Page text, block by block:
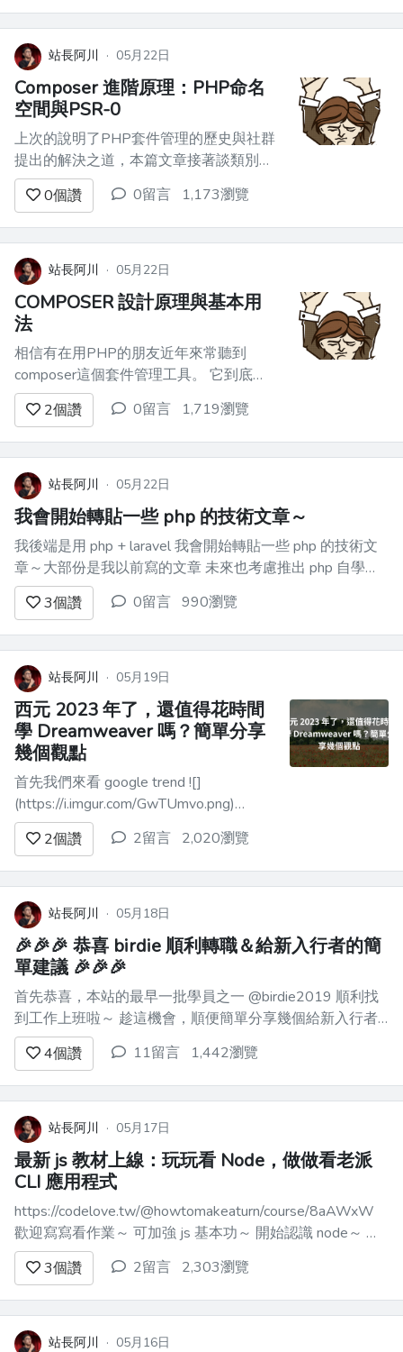
一下這件事 --- 首先，讓我們把時間倒回
2000 年代 google 剛出來的時候 當時一
定也是這樣，年輕工...
站長阿川 · 05月22日
Composer 進階原理：PHP命名
空間與PSR-0
上次的說明了PHP套件管理的歷史與社群
提出的解決之道，本篇文章接著談類別管
理的進階議題。 # 當類別名稱一樣... 當專
案大了起來，有時候會有類別名稱重複的
問題。 假設今天要撰寫一個論壇模組，
提供討論區與留言板功能。 你一定很想
將討論區的文章與留言板的文章都命名類
別為Arti...
0個讚 0留言 1,173瀏覽
站長阿川 · 05月22日
COMPOSER 設計原理與基本用
法
相信有在用PHP的朋友近年來常聽到
composer這個套件管理工具。 它到底是
做什麼用的？又是為了解決什麼問題而存
在呢？ 要瞭解這個，得先從歷史開始說
起...。 # PHP最早讀取套件的方法 初學
PHP時，最早會面對的問題之一就是
2個讚 0留言 1,719瀏覽
站長阿川 · 05月22日
我會開始轉貼一些 php 的技術文章～
我後端是用 php + laravel 我會開始轉貼一些 php 的技術文
章～大部份是我以前寫的文章 未來也考慮推出 php 自學教
材～ 評估中～
3個讚 0留言 990瀏覽
站長阿川 · 05月19日
西元 2023 年了，還值得花時間
學 Dreamweaver 嗎？簡單分享
幾個觀點
首先我們來看 google trend ![]
(https://i.imgur.com/GwTUmvo.png)
https://trends.google.com.tw/trends/explore?
date=all&geo=TW&q=dreamweaver&hl=zh-
TW 如...
2個讚 2留言 2,020瀏覽
站長阿川 · 05月18日
🎉🎉🎉 恭喜 birdie 順利轉職＆給新入行者的簡
單建議 🎉🎉🎉
首先恭喜，本站的最早一批學員之一 @birdie2019 順利找
到工作上班啦～ 趁這機會，順便簡單分享幾個給新入行者
的建議 ## 建議積極衝刺 9 - 18 個月 剛開始上班一定是手
忙腳亂又緊張，建議前三個月拼一點，拿出「讓人印象深
刻」的表現，先站穩職場，自己也比較有安全感 ...
4個讚 11留言 1,442瀏覽
站長阿川 · 05月17日
最新 js 教材上線：玩玩看 Node，做做看老派
CLI 應用程式
https://codelove.tw/@howtomakeaturn/course/8aAWxW
歡迎寫寫看作業～ 可加強 js 基本功～ 開始認識 node～ 並
且為更多 js 進階內容打下基礎～
3個讚 2留言 2,303瀏覽
站長阿川 · 05月16日